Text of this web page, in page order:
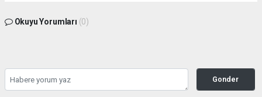
Okuyu Yorumları (0)
Gonder